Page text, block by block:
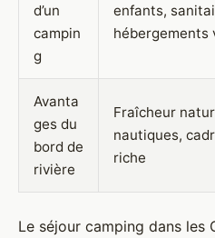
d’un
campin
g
enfants,
hébergements
Avanta
ges du
bord de
rivière
Fraîcheur
nautiques,
riche
Le séjour camping dans les